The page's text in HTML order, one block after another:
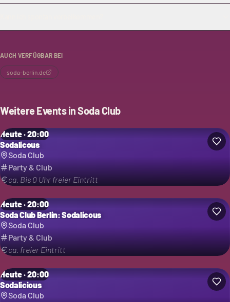
AUCH VERFÜGBAR BEI
soda-berlin.de
Weitere Events inSoda Club
Heute · 20:00
Sodalicous
Soda Club
Party & Club
ca. Bis 0 Uhr freier Eintritt
Heute · 20:00
Soda Club Berlin: Sodalicous
Soda Club
Party & Club
ca. freier Eintritt
Heute · 20:00
Sodalicious
Soda Club